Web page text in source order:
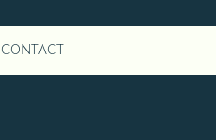
CONTACT